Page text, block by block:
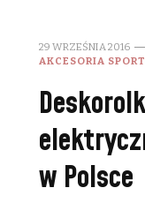
29 WRZEŚNIA 2016
AKCESORIA
w Polsce